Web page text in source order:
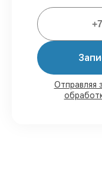
Мы
90%
наличии в
Отправляя